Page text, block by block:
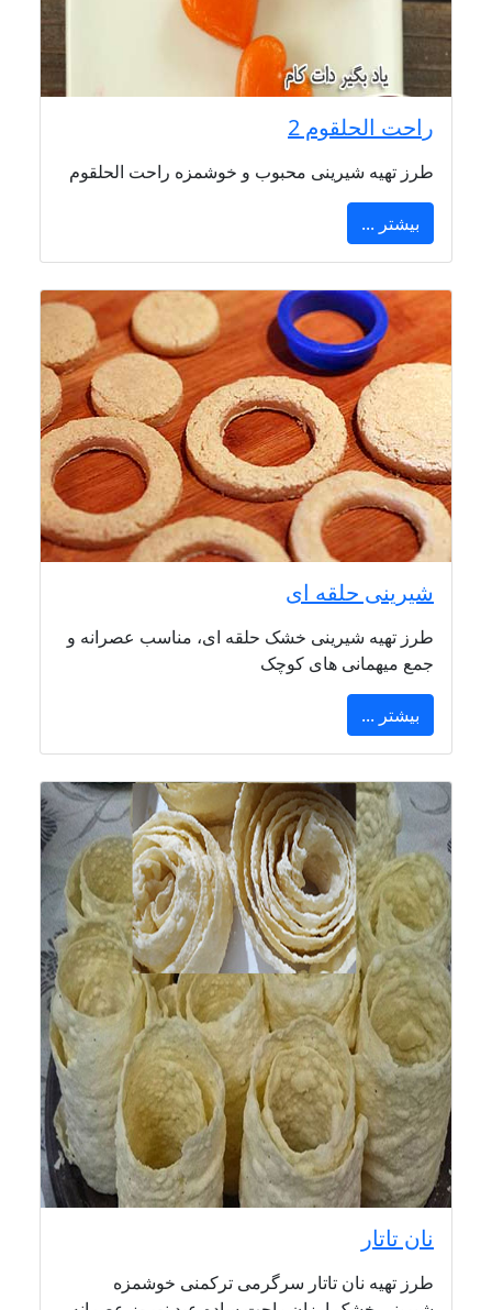
راحت الحلقوم 2
طرز تهیه شیرینی محبوب و خوشمزه راحت الحلقوم
بیشتر ...
شیرینی حلقه ای
طرز تهیه شیرینی خشک حلقه ای، مناسب عصرانه و
جمع میهمانی های کوچک
بیشتر ...
نان تاتار
طرز تهیه نان تاتار سرگرمی ترکمنی خوشمزه